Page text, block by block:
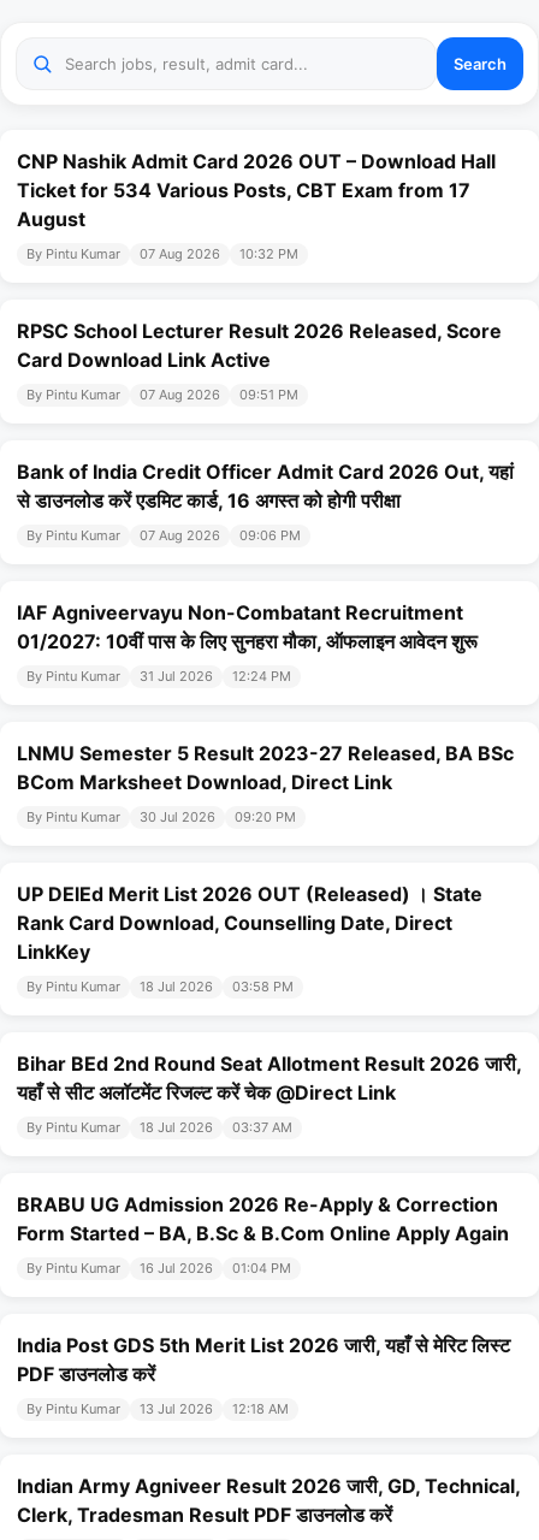
Search
CNP Nashik Admit Card 2026 OUT – Download Hall
Ticket for 534 Various Posts, CBT Exam from 17
August
By Pintu Kumar 07 Aug 2026 10:32 PM
RPSC School Lecturer Result 2026 Released, Score
Card Download Link Active
By Pintu Kumar 07 Aug 2026 09:51 PM
Bank of India Credit Officer Admit Card 2026 Out, यहां
से डाउनलोड करें एडमिट कार्ड, 16 अगस्त को होगी परीक्षा
By Pintu Kumar 07 Aug 2026 09:06 PM
IAF Agniveervayu Non-Combatant Recruitment
01/2027: 10वीं पास के लिए सुनहरा मौका, ऑफलाइन आवेदन शुरू
By Pintu Kumar 31 Jul 2026 12:24 PM
LNMU Semester 5 Result 2023-27 Released, BA BSc
BCom Marksheet Download, Direct Link
By Pintu Kumar 30 Jul 2026 09:20 PM
UP DElEd Merit List 2026 OUT (Released) । State
Rank Card Download, Counselling Date, Direct
LinkKey
By Pintu Kumar 18 Jul 2026 03:58 PM
Bihar BEd 2nd Round Seat Allotment Result 2026 जारी,
यहाँ से सीट अलॉटमेंट रिजल्ट करें चेक @Direct Link
By Pintu Kumar 18 Jul 2026 03:37 AM
BRABU UG Admission 2026 Re-Apply & Correction
Form Started – BA, B.Sc & B.Com Online Apply Again
By Pintu Kumar 16 Jul 2026 01:04 PM
India Post GDS 5th Merit List 2026 जारी, यहाँ से मेरिट लिस्ट
PDF डाउनलोड करें
By Pintu Kumar 13 Jul 2026 12:18 AM
Indian Army Agniveer Result 2026 जारी, GD, Technical,
Clerk, Tradesman Result PDF डाउनलोड करें